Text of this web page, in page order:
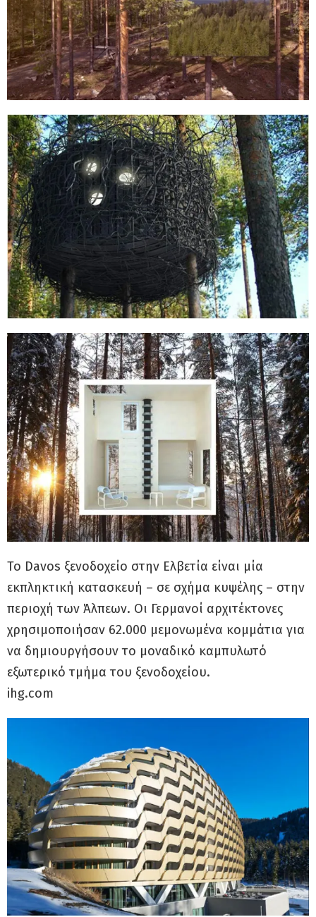
Το Davos ξενοδοχείο στην Ελβετία είναι μία
εκπληκτική κατασκευή – σε σχήμα κυψέλης – στην
περιοχή των Άλπεων. Οι Γερμανοί αρχιτέκτονες
χρησιμοποιήσαν 62.000 μεμονωμένα κομμάτια για
να δημιουργήσουν το μοναδικό καμπυλωτό
εξωτερικό τμήμα του ξενοδοχείου.
ihg.com